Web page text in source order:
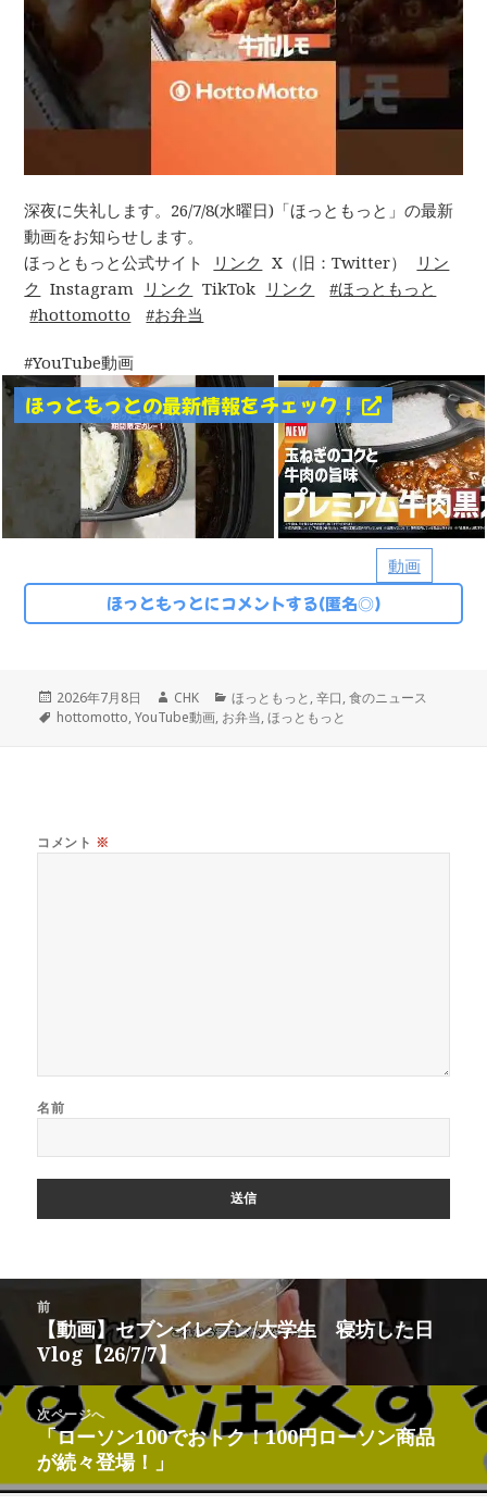
深夜に失礼します。26/7/8(水曜日)「ほっともっと」の最新
動画をお知らせします。
ほっともっと公式サイト
リンク X（旧：Twitter）
リン
ク Instagram リンク TikTok リンク
ほっともっと
hottomotto
お弁当
動画
YouTube動画
ほっともっとの最新情報をチェック！
ほっともっとにコメントする(匿名◎)
投
稿
2026年7月8日
作
成
CHK
カ
テ
ほっともっと ,辛口,食のニュース
タ
hottomotto,YouTube動画, お弁当,ほっともっと
コメント ※
名前
ゲ
ー
ン
前
前
の
投
稿:
【動画】セブンイレブン/大学生 寝坊した日
Vlog【26/7/7】
次ページへ
次
の
投
「ローソン100でおトク！100円ローソン商品
が続々登場！」